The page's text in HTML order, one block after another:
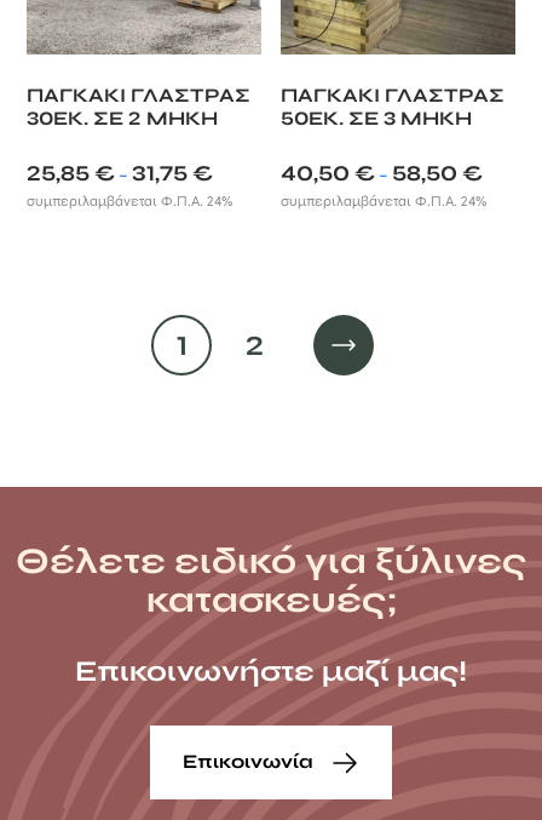
ΠΑΓΚΑΚΙ ΓΛΑΣΤΡΑΣ
30ΕΚ. ΣΕ 2 ΜΗΚΗ
25,85€ – 31,75€
range:
συμπεριλαμβάνεται Φ.Π.Α. 24%
ΠΑΓΚΑΚΙ ΓΛΑΣΤΡΑΣ
50ΕΚ. ΣΕ 3 ΜΗΚΗ
40,50€ – 58,50€
range:
συμπεριλαμβάνεται Φ.Π.Α. 24%
1 2
Θέλετε ειδικό για ξύλινες
κατασκευές;
Επικοινωνήστε μαζί μας!
Επικοινωνία